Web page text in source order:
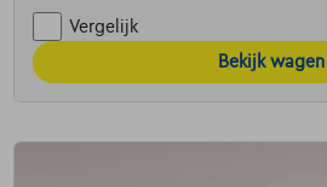
Vergelijk
Bekijk wagen